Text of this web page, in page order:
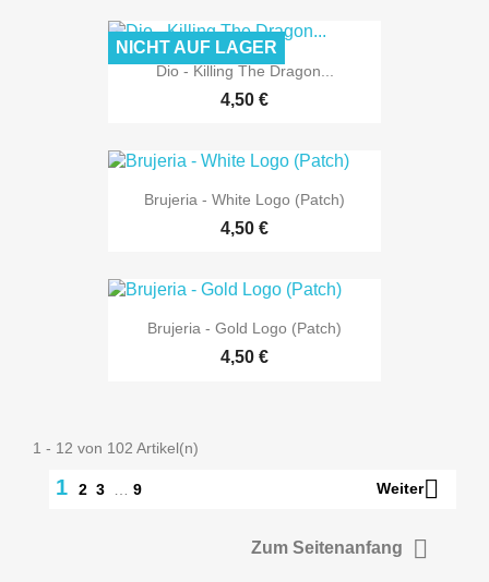
Dio - Killing The Dragon...
4,50 €
NICHT AUF LAGER
Brujeria - White Logo (Patch)
4,50 €
Brujeria - Gold Logo (Patch)
4,50 €
1 - 12 von 102 Artikel(n)
1 2 3 9 Weiter
Zum Seitenanfang 